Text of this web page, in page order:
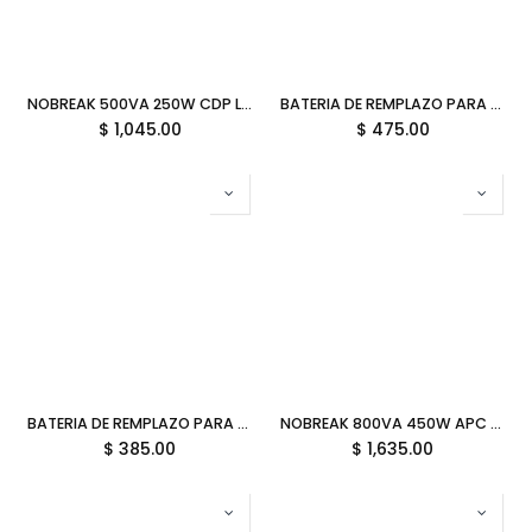
NOBREAK 500VA 250W CDP LI-504 4C USB 11M DE GARANTIA
$ 1,045.00
BATERIA DE REMPLAZO PARA NO BREAK CDP COMP/SLB12-9 12V 9AH 11M DE GARANTIA
$ 475.00
BATERIA DE REMPLAZO PARA NO BREAK CDP SLB 12-7 VRLA 12V 7AH 12M DE GARANTIA
$ 385.00
NOBREAK 800VA 450W APC BV800 6C 12M DE GARANTIA
$ 1,635.00